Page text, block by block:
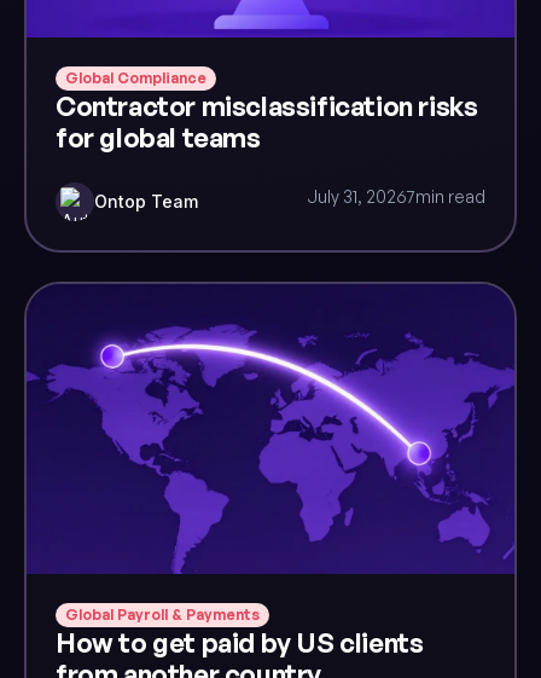
Global Compliance
Contractor misclassification risks
for global teams
Ontop Team July 31, 20267min read
Global Payroll & Payments
How to get paid by US clients